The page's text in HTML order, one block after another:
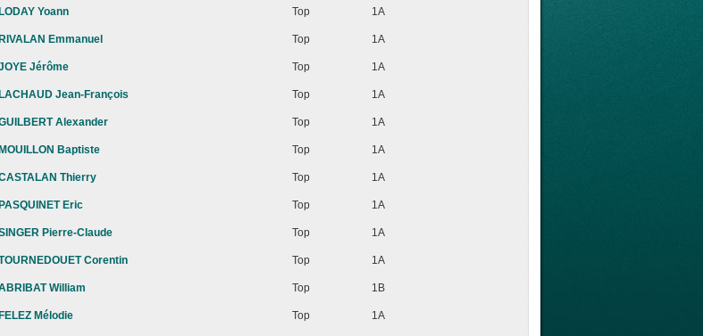
LODAY Yoann Top 1A
RIVALAN Emmanuel Top 1A
Jérôme Top 1A
LACHAUD Jean-François Top 1A
Alexander Top 1A
MOUILLON Baptiste Top 1A
Thierry Top 1A
PASQUINET Eric Top 1A
Pierre-Claude Top 1A
Corentin Top 1A
William Top 1B
FELEZ Mélodie Top 1A